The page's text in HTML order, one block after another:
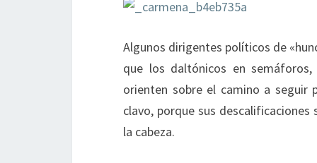
Algunos dirigentes políticos de
que los daltónicos en
orienten sobre el camino a seguir
clavo, porque sus
la cabeza.